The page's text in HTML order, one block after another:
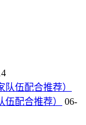
配合推荐）
06-